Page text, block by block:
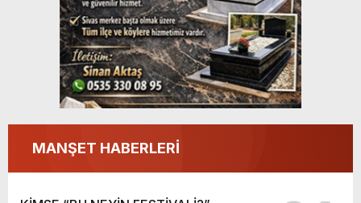
MANŞET HABERLERİ